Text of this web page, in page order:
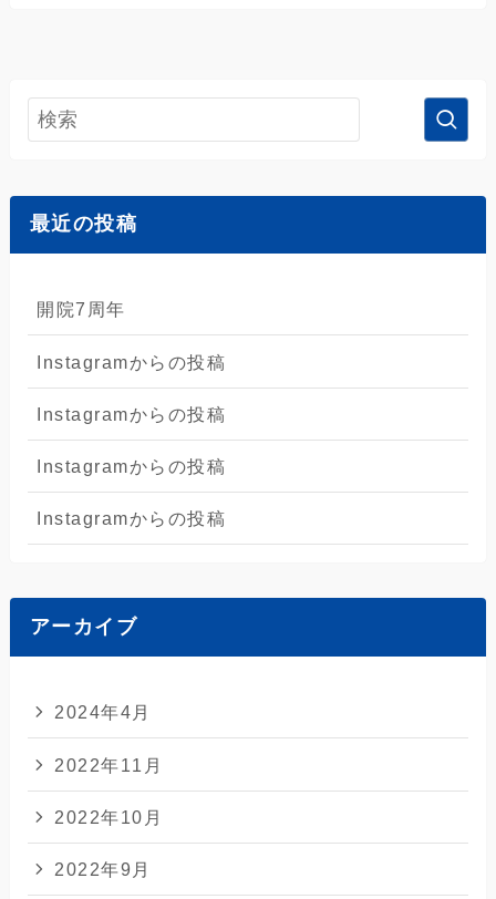
最近の投稿
開院7周年
Instagramからの投稿
Instagramからの投稿
Instagramからの投稿
Instagramからの投稿
アーカイブ
2024年4月
2022年11月
2022年10月
2022年9月